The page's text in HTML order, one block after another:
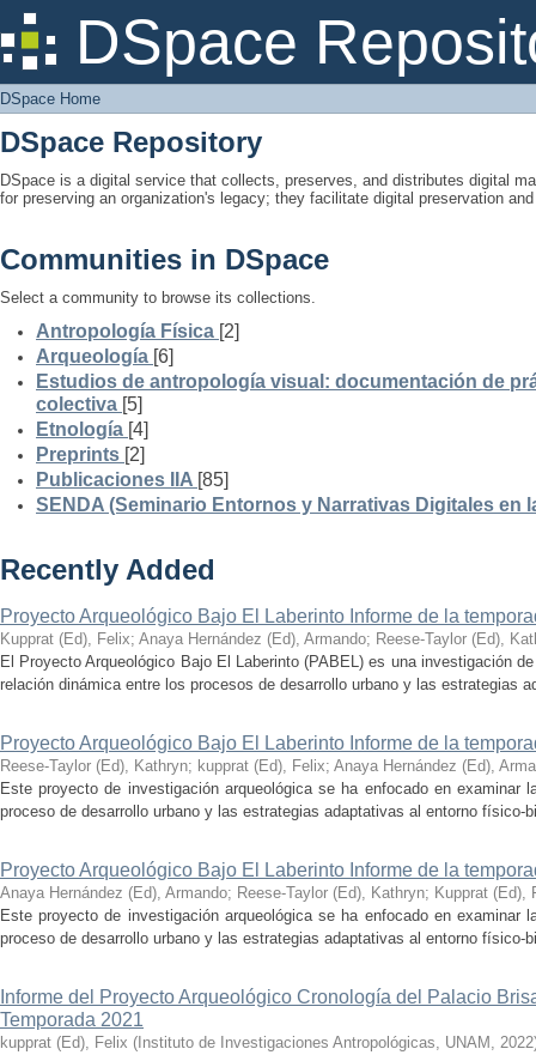
DSpace
DSpace Home
DSpace Home
DSpace Repository
DSpace is a digital service that collects, preserves, and distributes digital
for preserving an organization's legacy; they facilitate digital preservation
Communities in DSpace
Select a community to browse its collections.
Antropología Física [2]
Arqueología [6]
Estudios de antropología visual: documentación de
colectiva [5]
Etnología [4]
Preprints [2]
Publicaciones IIA [85]
SENDA (Seminario Entornos y Narrativas Digitales en
Recently Added
Proyecto Arqueológico Bajo El Laberinto Informe de la
Kupprat (Ed), Felix; Anaya Hernández (Ed), Armando; Reese-Taylor (Ed),
El Proyecto Arqueológico Bajo El Laberinto (PABEL) es una investigación
relación dinámica entre los procesos de desarrollo urbano y las estrategias
Proyecto Arqueológico Bajo El Laberinto Informe de la
Reese-Taylor (Ed), Kathryn; kupprat (Ed), Felix; Anaya Hernández (Ed),
Este proyecto de investigación arqueológica se ha enfocado en examinar
proceso de desarrollo urbano y las estrategias adaptativas al entorno físico-
Proyecto Arqueológico Bajo El Laberinto Informe de la
Anaya Hernández (Ed), Armando; Reese-Taylor (Ed), Kathryn; Kupprat (Ed),
Este proyecto de investigación arqueológica se ha enfocado en examinar
proceso de desarrollo urbano y las estrategias adaptativas al entorno físico-
Informe del Proyecto Arqueológico Cronología del Palacio
Temporada 2021
kupprat (Ed), Felix ( Instituto de Investigaciones Antropológicas, UNAM , 2022